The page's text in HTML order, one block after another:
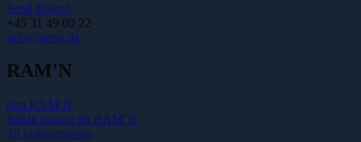
Send besked
+45 31 49 00 22
info@ramn.dk
RAM'N
Om RAM’N
Sådan bruger du RAM’N
Til virksomheder